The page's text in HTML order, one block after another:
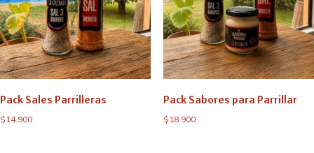
Pack Sales Parrilleras
$ 14.900
Pack Sabores para Parrillar
$ 18.900